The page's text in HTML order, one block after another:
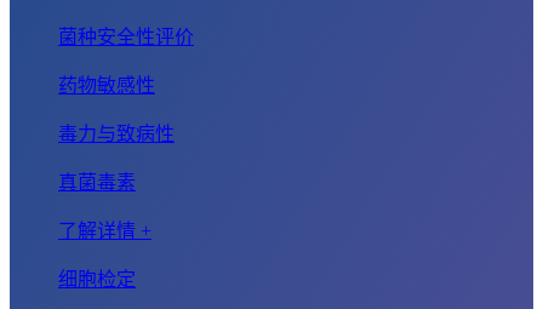
菌种安全性评价
药物敏感性
毒力与致病性
真菌毒素
了解详情 +
细胞检定